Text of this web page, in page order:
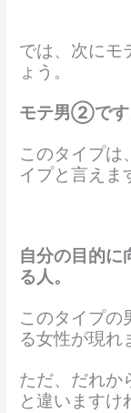
では、次にモ
ょう。
モテ男②です
このタイプ
イプと言えま
自分の目的に
る人。
このタイプの
る女性が現れ
ただ、だれか
と違いますけ